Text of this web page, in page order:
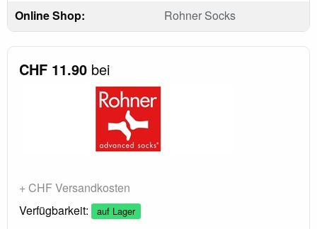
Online Shop:
Rohner Socks
CHF 11.90 bei
+ CHF Versandkosten
Verfügbarkeit:
auf Lager